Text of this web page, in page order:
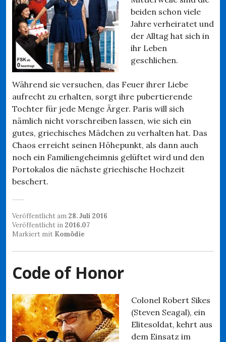
beiden schon viele
Jahre verheiratet und
der Alltag hat sich in
ihr Leben
geschlichen.
Während sie versuchen, das Feuer ihrer Liebe
aufrecht zu erhalten, sorgt ihre pubertierende
Tochter für jede Menge Ärger. Paris will sich
nämlich nicht vorschreiben lassen, wie sich ein
gutes, griechisches Mädchen zu verhalten hat. Das
Chaos erreicht seinen Höhepunkt, als dann auch
noch ein Familiengeheimnis gelüftet wird und den
Portokalos die nächste griechische Hochzeit
beschert.
Veröffentlicht am 28. Juli 2016
Veröffentlicht in 2016.07
Markiert mit Komödie
Code of Honor
Colonel Robert Sikes
(Steven Seagal), ein
Elitesoldat, kehrt aus
dem Einsatz im